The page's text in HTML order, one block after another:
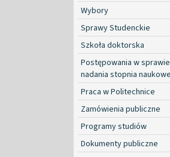
Wybory
Sprawy Studenckie
Szkoła doktorska
Postępowania w sprawie
nadania stopnia
Praca w Politechnice
Zamówienia publiczne
Programy studiów
Dokumenty publiczne